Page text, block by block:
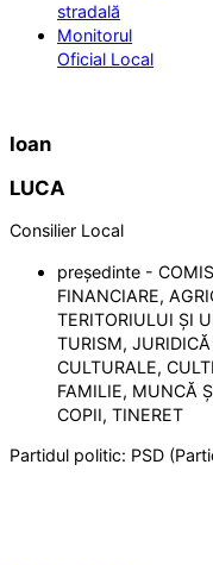
stradală
Monitorul
Oficial Local
Ioan
LUCA
Consilier Local
președinte -
FINANCIARE,
TERITORIULUI ȘI
TURISM,
CULTURALE,
FAMILIE, MUNCĂ
COPII, TINERET
Partidul politic: PSD